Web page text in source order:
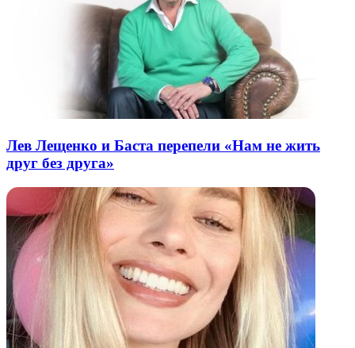
Лев Лещенко и Баста перепели «Нам не жить
друг без друга»